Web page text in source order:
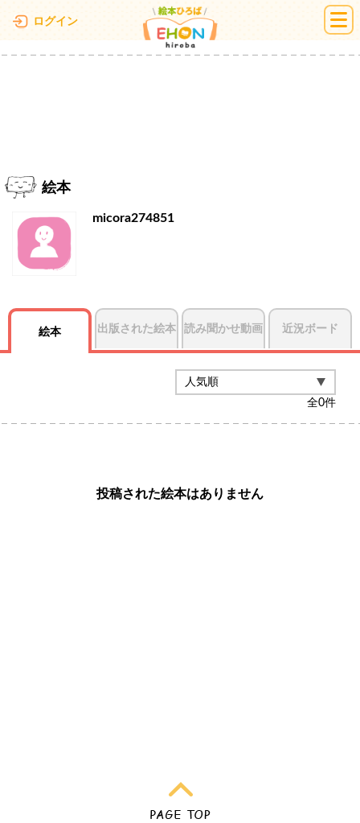
ログイン 絵本ひろば
絵本
micora274851
絵本 出版された絵本 読み聞かせ動画 近況ボード
全0件
投稿された絵本はありません